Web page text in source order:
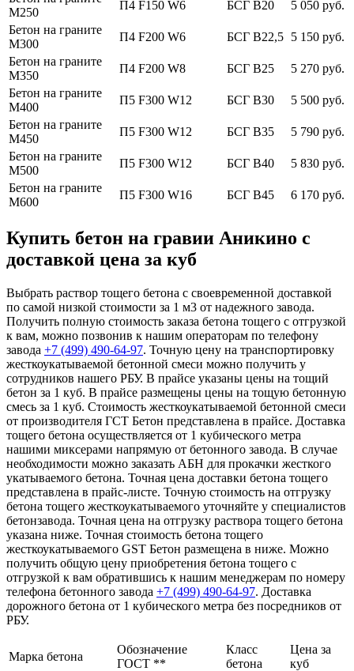
М250
П4 F150 W6 БСГ В20
5 050 руб.
Бетон на граните
М300
П4 F200 W6 БСГ В22,5 5 150 руб.
Бетон на граните
М350
П4 F200 W8 БСГ В25
5 270 руб.
Бетон на граните
М400
П5 F300 W12 БСГ В30
5 500 руб.
Бетон на граните
М450
П5 F300 W12 БСГ В35
5 790 руб.
Бетон на граните
М500
П5 F300 W12 БСГ В40
5 830 руб.
Бетон на граните
М600
П5 F300 W16 БСГ В45 6 170 руб.
Купить бетон на гравии Аникино с
доставкой цена за куб
Выбрать раствор тощего бетона с своевременной доставкой
по самой низкой стоимости за 1 м3 от надежного завода.
Получить полную стоимость заказа бетона тощего с отгрузкой
к вам, можно позвонив к нашим операторам по телефону
завода +7 (499) 490-64-97. Точную цену на транспортировку
жесткоукатываемой бетонной смеси можно получить у
сотрудников нашего РБУ. В прайсе указаны цены на тощий
бетон за 1 куб. В прайсе размещены цены на тощую бетонную
смесь за 1 куб. Стоимость жесткоукатываемой бетонной смеси
от производителя ГСТ Бетон представлена в прайсе. Доставка
тощего бетона осуществляется от 1 кубического метра
нашими миксерами напрямую от бетонного завода. В случае
необходимости можно заказать АБН для прокачки жесткого
укатываемого бетона. Точная цена доставки бетона тощего
представлена в прайс-листе. Точную стоимость на отгрузку
бетона тощего жесткоукатываемого уточняйте у специалистов
бетонзавода. Точная цена на отгрузку раствора тощего бетона
указана ниже. Точная стоимость бетона тощего
жесткоукатываемого GST Бетон размещена в ниже. Можно
получить общую цену приобретения бетона тощего с
отгрузкой к вам обратившись к нашим менеджерам по номеру
телефона бетонного завода +7 (499) 490-64-97. Доставка
дорожного бетона от 1 кубического метра без посредников от
РБУ.
Марка бетона
Обозначение
ГОСТ **
Класс
бетона
Цена за
куб